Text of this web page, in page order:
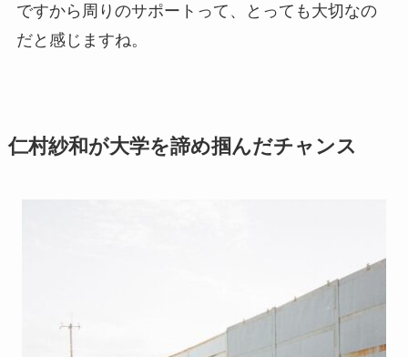
ですから周りのサポートって、とっても大切なの
だと感じますね。
仁村紗和が大学を諦め掴んだチャンス